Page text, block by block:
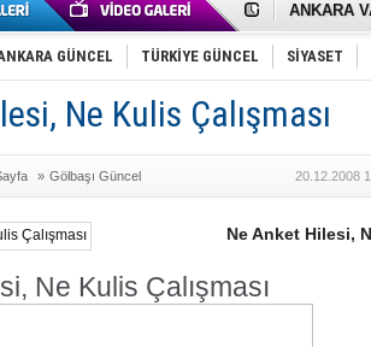
ANKARA
Cemal
Samet
OLİMPİK
SPOR
RECEP
GÜNCEL TÜRKİYE GÜNCEL SİYASET
Ne Kulis Çalışması
» Gölbaşı Güncel 20.12.2008
Ne Anket Hilesi,
Ne Kulis Çalışması